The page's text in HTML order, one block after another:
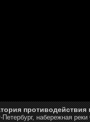
Петербург, набережная